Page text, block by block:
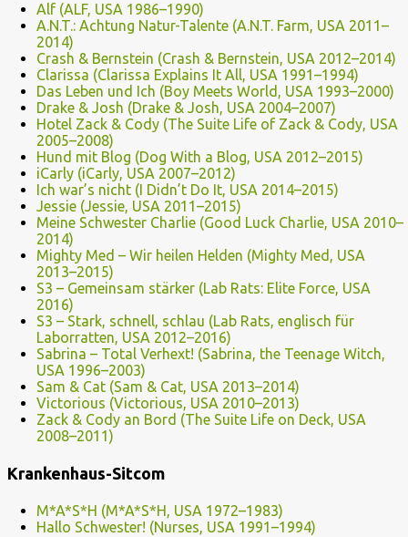
Alf (ALF, USA 1986–1990)
A.N.T.: Achtung Natur-Talente (A.N.T. Farm, USA 2011–
2014)
Crash & Bernstein (Crash & Bernstein, USA 2012–2014)
Clarissa (Clarissa Explains It All, USA 1991–1994)
Das Leben und Ich (Boy Meets World, USA 1993–2000)
Drake & Josh (Drake & Josh, USA 2004–2007)
Hotel Zack & Cody (The Suite Life of Zack & Cody, USA
2005–2008)
Hund mit Blog (Dog With a Blog, USA 2012–2015)
iCarly (iCarly, USA 2007–2012)
Ich war’s nicht (I Didn’t Do It, USA 2014–2015)
Jessie (Jessie, USA 2011–2015)
Meine Schwester Charlie (Good Luck Charlie, USA 2010–
2014)
Mighty Med – Wir heilen Helden (Mighty Med, USA
2013–2015)
S3 – Gemeinsam stärker (Lab Rats: Elite Force, USA
2016)
S3 – Stark, schnell, schlau (Lab Rats, englisch für
Laborratten, USA 2012–2016)
Sabrina – Total Verhext! (Sabrina, the Teenage Witch,
USA 1996–2003)
Sam & Cat (Sam & Cat, USA 2013–2014)
Victorious (Victorious, USA 2010–2013)
Zack & Cody an Bord (The Suite Life on Deck, USA
2008–2011)
Krankenhaus-Sitcom
M*A*S*H (M*A*S*H, USA 1972–1983)
Hallo Schwester! (Nurses, USA 1991–1994)